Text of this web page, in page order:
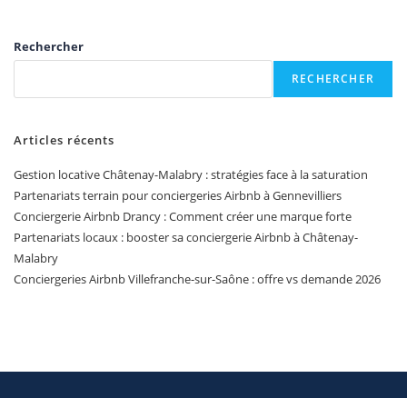
Rechercher
RECHERCHER
Articles récents
Gestion locative Châtenay-Malabry : stratégies face à la saturation
Partenariats terrain pour conciergeries Airbnb à Gennevilliers
Conciergerie Airbnb Drancy : Comment créer une marque forte
Partenariats locaux : booster sa conciergerie Airbnb à Châtenay-
Malabry
Conciergeries Airbnb Villefranche-sur-Saône : offre vs demande 2026